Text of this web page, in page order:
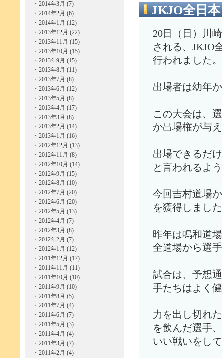
JKJO全日
20日（日）川
される、JKJO
行われました。
出場者は幼年
この大会は、
か出場権が与
出場できるだ
と言われるよ
今回吉村道場
を獲得しまし
昨年は鳴和道
全道場から選
試合は、予想
手たちはよく
力を出し切れ
を飲んだ選手
いい戦いをし
・ 2014年3月 (7)
・ 2014年2月 (6)
・ 2014年1月 (12)
・ 2013年12月 (22)
・ 2013年11月 (15)
・ 2013年10月 (15)
・ 2013年9月 (15)
・ 2013年8月 (11)
・ 2013年7月 (8)
・ 2013年6月 (12)
・ 2013年5月 (8)
・ 2013年4月 (17)
・ 2013年3月 (8)
・ 2013年2月 (14)
・ 2013年1月 (16)
・ 2012年12月 (13)
・ 2012年11月 (8)
・ 2012年10月 (14)
・ 2012年9月 (15)
・ 2012年8月 (10)
・ 2012年7月 (20)
・ 2012年6月 (20)
・ 2012年5月 (13)
・ 2012年4月 (7)
・ 2012年3月 (8)
・ 2012年2月 (7)
・ 2012年1月 (12)
・ 2011年12月 (17)
・ 2011年11月 (11)
・ 2011年10月 (10)
・ 2011年9月 (10)
・ 2011年8月 (5)
・ 2011年7月 (4)
・ 2011年6月 (7)
・ 2011年5月 (3)
・ 2011年4月 (4)
・ 2011年3月 (7)
・ 2011年2月 (4)